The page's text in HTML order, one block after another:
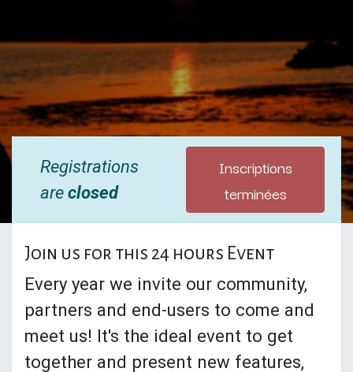
Registrations
areclosed
Inscriptions
terminées
Join us for this 24 hours Event
Every year we invite our community,
partners and end-users to come and
meet us! It's the ideal event to get
together and present new features,